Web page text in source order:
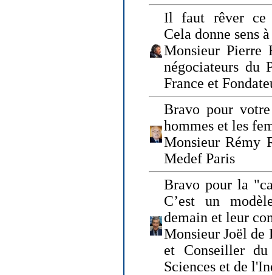
Il faut rêver ce
Cela donne sens
Monsieur Pierre
négociateurs du
France et
Bravo pour
hommes et les
Monsieur Rémy
Medef Paris
Bravo pour la
C’est un
demain et leur
Monsieur Joël de
et Conseiller
Sciences et de